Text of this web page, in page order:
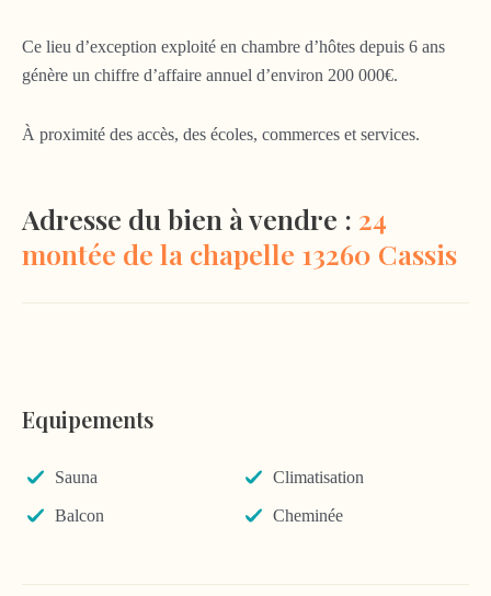
Ce lieu d’exception exploité en chambre d’hôtes depuis 6 ans
génère un chiffre d’affaire annuel d’environ 200 000€.
À proximité des accès, des écoles, commerces et services.
Adresse du bien à vendre : 24
montée de la chapelle 13260 Cassis
Equipements
Sauna Climatisation
Balcon Cheminée